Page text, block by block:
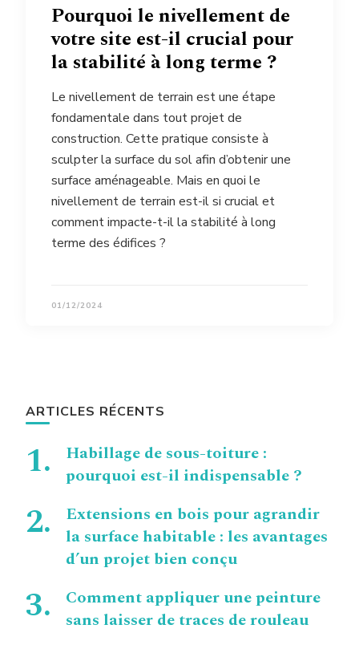
Pourquoi le nivellement de
votre site est-il crucial pour
la stabilité à long terme ?
Le nivellement de terrain est une étape
fondamentale dans tout projet de
construction. Cette pratique consiste à
sculpter la surface du sol afin d’obtenir une
surface aménageable. Mais en quoi le
nivellement de terrain est-il si crucial et
comment impacte-t-il la stabilité à long
terme des édifices ?
01/12/2024
ARTICLES RÉCENTS
Habillage de sous-toiture :
pourquoi est-il indispensable ?
Extensions en bois pour agrandir
la surface habitable : les avantages
d’un projet bien conçu
Comment appliquer une peinture
sans laisser de traces de rouleau